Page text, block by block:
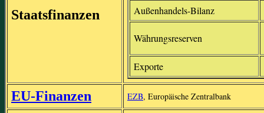
Staatsfinanzen Außenhandels-Bilanz
Währungsreserven
Exporte
EU-Finanzen EZB, Europäische Zentralbank